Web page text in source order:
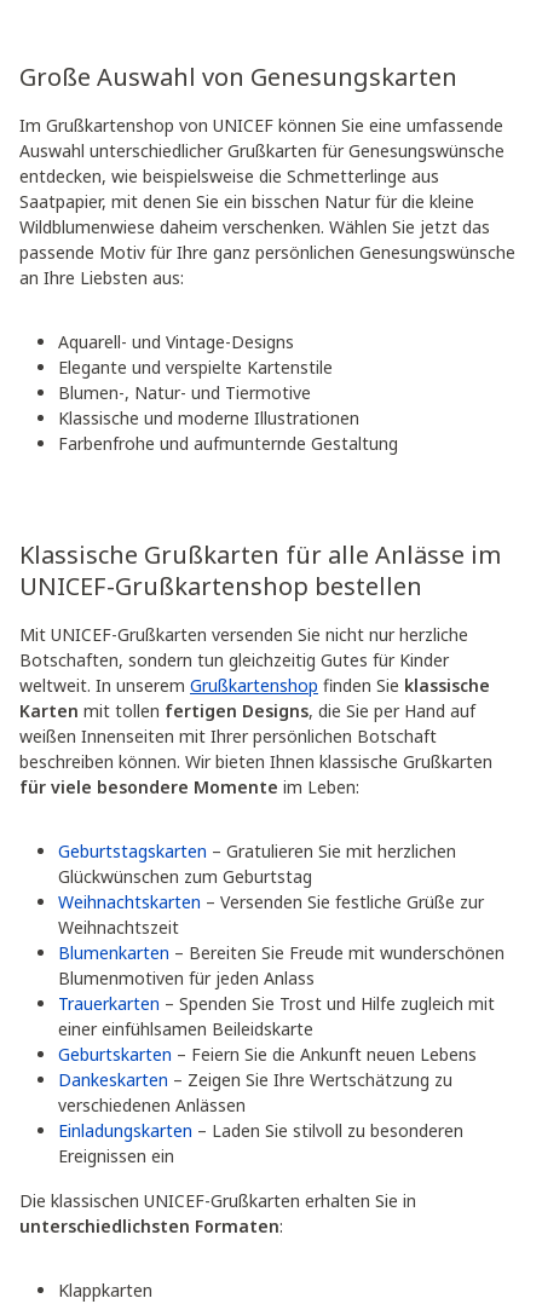
Große Auswahl von Genesungskarten
Im Grußkartenshop von UNICEF können Sie eine umfassende
Auswahl unterschiedlicher Grußkarten für Genesungswünsche
entdecken, wie beispielsweise die Schmetterlinge aus
Saatpapier, mit denen Sie ein bisschen Natur für die kleine
Wildblumenwiese daheim verschenken. Wählen Sie jetzt das
passende Motiv für Ihre ganz persönlichen Genesungswünsche
an Ihre Liebsten aus:
Aquarell- und Vintage-Designs
Elegante und verspielte Kartenstile
Blumen-, Natur- und Tiermotive
Klassische und moderne Illustrationen
Farbenfrohe und aufmunternde Gestaltung
Klassische Grußkarten für alle Anlässe im
UNICEF-Grußkartenshop bestellen
Mit UNICEF-Grußkarten versenden Sie nicht nur herzliche
Botschaften, sondern tun gleichzeitig Gutes für Kinder
weltweit. In unserem Grußkartenshop finden Sie klassische
Karten mit tollen fertigen Designs, die Sie per Hand auf
weißen Innenseiten mit Ihrer persönlichen Botschaft
beschreiben können. Wir bieten Ihnen klassische Grußkarten
für viele besondere Momente im Leben:
Geburtstagskarten – Gratulieren Sie mit herzlichen
Glückwünschen zum Geburtstag
Weihnachtskarten – Versenden Sie festliche Grüße zur
Weihnachtszeit
Blumenkarten – Bereiten Sie Freude mit wunderschönen
Blumenmotiven für jeden Anlass
Trauerkarten – Spenden Sie Trost und Hilfe zugleich mit
einer einfühlsamen Beileidskarte
Geburtskarten – Feiern Sie die Ankunft neuen Lebens
Dankeskarten – Zeigen Sie Ihre Wertschätzung zu
verschiedenen Anlässen
Einladungskarten – Laden Sie stilvoll zu besonderen
Ereignissen ein
Die klassischen UNICEF-Grußkarten erhalten Sie in
unterschiedlichsten Formaten:
Klappkarten